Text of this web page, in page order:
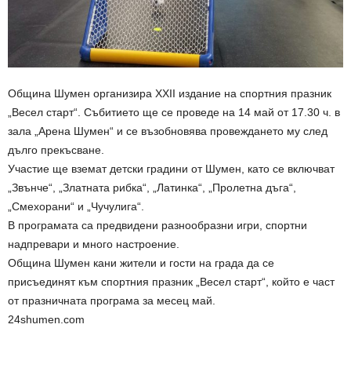
Община Шумен организира XXII издание на спортния празник
„Весел старт“. Събитието ще се проведе на 14 май от 17.30 ч. в
зала „Арена Шумен“ и се възобновява провеждането му след
дълго прекъсване.
Участие ще вземат детски градини от Шумен, като се включват
„Звънче“, „Златната рибка“, „Латинка“, „Пролетна дъга“,
„Смехорани“ и „Чучулига“.
В програмата са предвидени разнообразни игри, спортни
надпревари и много настроение.
Община Шумен кани жители и гости на града да се
присъединят към спортния празник „Весел старт“, който е част
от празничната програма за месец май.
24shumen.com